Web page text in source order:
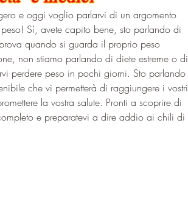
e oggi voglio parlarvi di un argomento
Sì, avete capito bene, sto parlando di
quando si guarda il proprio peso
non stiamo parlando di diete estreme o di
perdere peso in pochi giorni. Sto parlando
che vi permetterà di raggiungere i vostri
la vostra salute. Pronti a scoprire di
e preparatevi a dire addio ai chili di